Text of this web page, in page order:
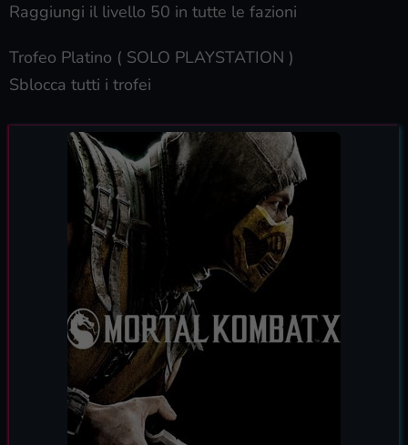
Raggiungi il livello 50 in tutte le fazioni
Trofeo Platino ( SOLO PLAYSTATION )
Sblocca tutti i trofei